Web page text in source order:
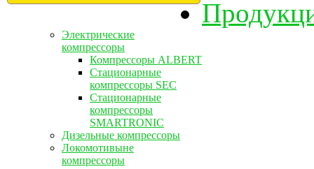
Электрические
компрессоры
Компрессоры ALBERT
Стационарные
компрессоры SEC
Стационарные
компрессоры
SMARTRONIC
Дизельные компрессоры
Локомотивыне
компрессоры